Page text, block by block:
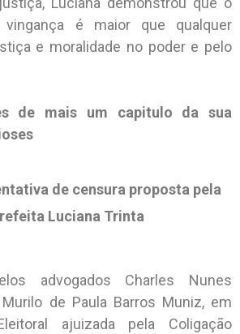
é maior que qualquer
e moralidade no poder e pelo
de mais um capitulo da sua
de censura proposta pela
Luciana Trinta
advogados Charles Nunes
de Paula Barros Muniz, em
ajuizada pela Coligação